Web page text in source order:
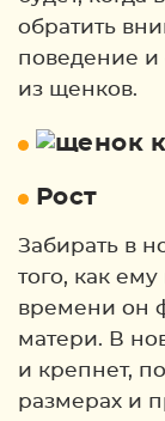
обратить
поведение и
из щенков.
Рост
Забирать в
того, как
времени он
матери. В
и крепнет,
размерах и